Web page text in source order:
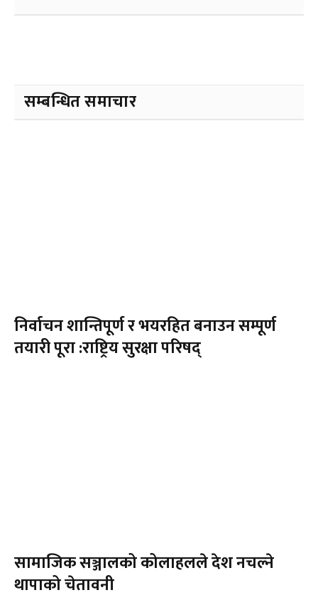
सम्बन्धित समाचार
निर्वाचन शान्तिपूर्ण र भयरहित बनाउन सम्पूर्ण
तयारी पूरा :राष्ट्रिय सुरक्षा परिषद्
सामाजिक सञ्जालको कोलाहलले देश नचल्ने
थापाको चेतावनी